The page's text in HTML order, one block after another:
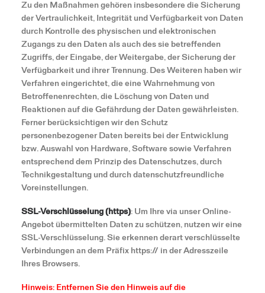
Zu den Maßnahmen gehören insbesondere die Sicherung
der Vertraulichkeit, Integrität und Verfügbarkeit von Daten
durch Kontrolle des physischen und elektronischen
Zugangs zu den Daten als auch des sie betreffenden
Zugriffs, der Eingabe, der Weitergabe, der Sicherung der
Verfügbarkeit und ihrer Trennung. Des Weiteren haben wir
Verfahren eingerichtet, die eine Wahrnehmung von
Betroffenenrechten, die Löschung von Daten und
Reaktionen auf die Gefährdung der Daten gewährleisten.
Ferner berücksichtigen wir den Schutz
personenbezogener Daten bereits bei der Entwicklung
bzw. Auswahl von Hardware, Software sowie Verfahren
entsprechend dem Prinzip des Datenschutzes, durch
Technikgestaltung und durch datenschutzfreundliche
Voreinstellungen.
SSL-Verschlüsselung (https): Um Ihre via unser Online-
Angebot übermittelten Daten zu schützen, nutzen wir eine
SSL-Verschlüsselung. Sie erkennen derart verschlüsselte
Verbindungen an dem Präfix https:// in der Adresszeile
Ihres Browsers.
Hinweis: Entfernen Sie den Hinweis auf die